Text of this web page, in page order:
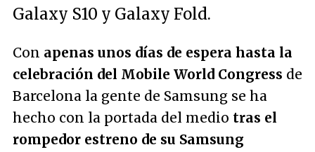
Galaxy S10 y Galaxy Fold.
Con apenas unos días de espera hasta la
celebración del Mobile World Congress de
Barcelona la gente de Samsung se ha
hecho con la portada del medio tras el
rompedor estreno de su Samsung